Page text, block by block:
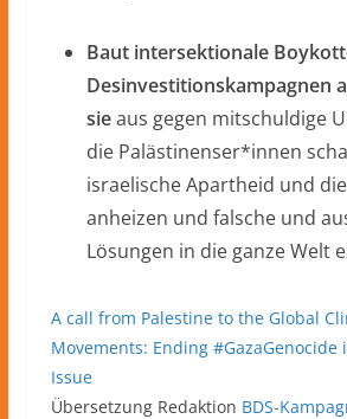
Baut intersektionale
Desinvestitionskampagnen
sieaus gegen mitschuldige
die Palästinenser*innen
israelische Apartheid und
anheizen und falsche und
Lösungen in die ganze Welt
A call from Palestine to the Global
Movements: Ending #GazaGenocide
Issue
Übersetzung Redaktion BDS-